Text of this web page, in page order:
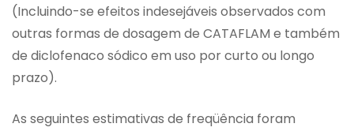
(Incluindo-se efeitos indesejáveis observados com
outras formas de dosagem de CATAFLAM e também
de diclofenaco sódico em uso por curto ou longo
prazo).
As seguintes estimativas de freqüência foram